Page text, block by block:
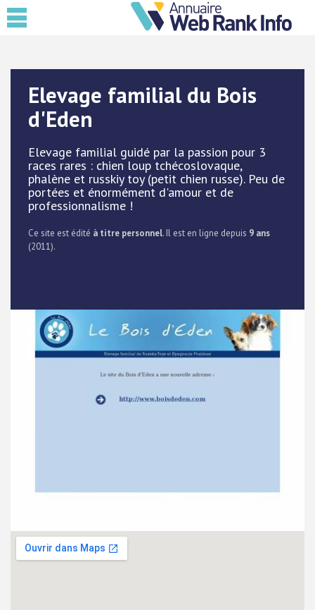
Elevage familial du Bois
d'Eden
Elevage familial guidé par la passion pour 3
races rares : chien loup tchécoslovaque,
phalène et russkiy toy (petit chien russe). Peu de
portées et énormément d'amour et de
professionnalisme !
Ce site est édité à titre personnel. Il est en ligne depuis 9 ans
(2011).